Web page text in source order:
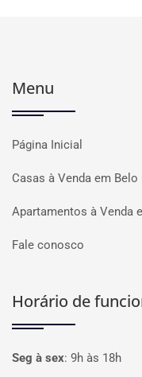
Menu
Página Inicial
Casas à Venda em
Apartamentos à Venda
Fale conosco
Horário de
Seg à sex: 9h às 18h